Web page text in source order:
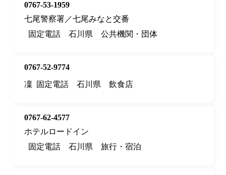
0767-53-1959
七尾警察署／七尾みなと交番
固定電話
石川県 公共機関・団体
0767-52-9774
凜 固定電話 石川県 飲食店
0767-62-4577
ホテルロードイン
固定電話
石川県 旅行・宿泊